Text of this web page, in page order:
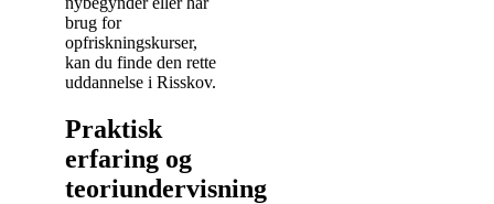
brug for
opfriskningskurser,
kan du finde den rette
uddannelse i Risskov.
Praktisk
erfaring og
teoriundervisning